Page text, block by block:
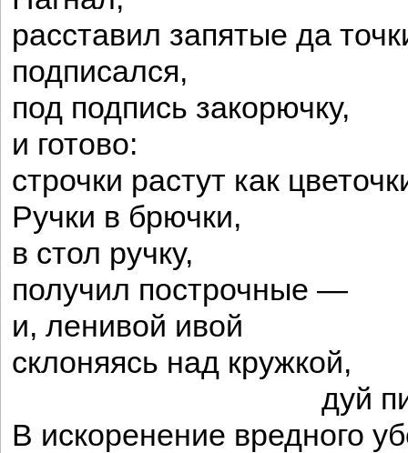
расставил запятые да
подписался,
под подпись закорючку,
и готово:
строчки растут как
Ручки в брючки,
в стол ручку,
получил построчные —
и, ленивой ивой
склоняясь над кружкой,
дуй
В искоренение вредного